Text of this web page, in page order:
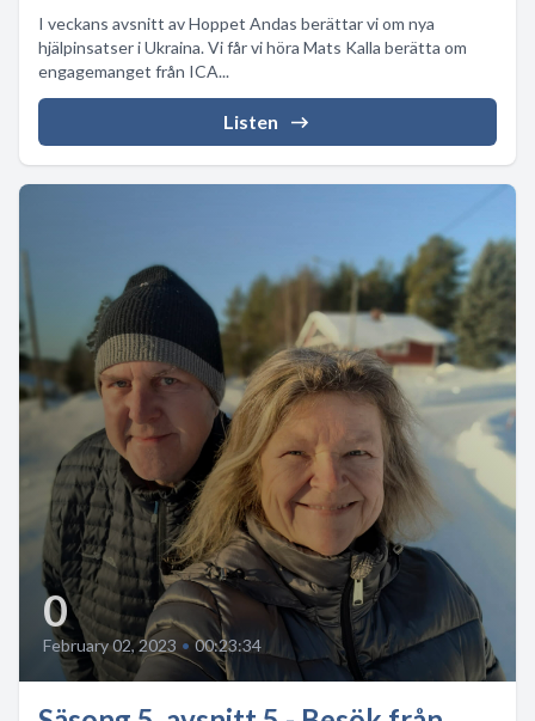
I veckans avsnitt av Hoppet Andas berättar vi om nya
hjälpinsatser i Ukraina. Vi får vi höra Mats Kalla berätta om
engagemanget från ICA...
Listen
0
February 02, 2023 • 00:23:34